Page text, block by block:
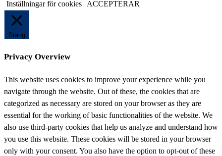
Inställningar för cookies ACCEPTERAR
Stäng
Privacy Overview
This website uses cookies to improve your experience while you
navigate through the website. Out of these, the cookies that are
categorized as necessary are stored on your browser as they are
essential for the working of basic functionalities of the website. We
also use third-party cookies that help us analyze and understand how
you use this website. These cookies will be stored in your browser
only with your consent. You also have the option to opt-out of these